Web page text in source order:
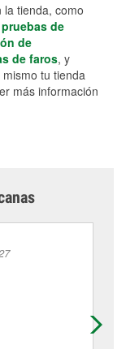
la tienda, como
pruebas de
de
de faros, y
tu tienda
más información